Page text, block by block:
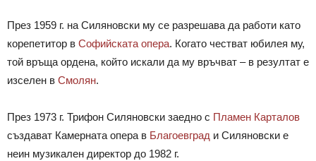
През 1959 г. на Силяновски му се разрешава да работи като
корепетитор в Софийската опера. Когато честват юбилея му,
той връща ордена, който искали да му връчват – в резултат е
изселен в Смолян.
През 1973 г. Трифон Силяновски заедно с Пламен Карталов
създават Камерната опера в Благоевград и Силяновски е
неин музикален директор до 1982 г.